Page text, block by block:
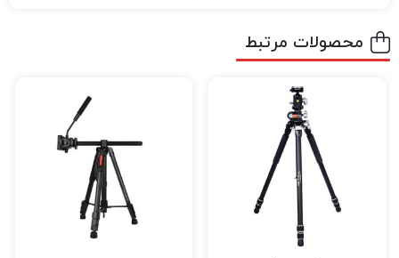
محصولات مرتبط